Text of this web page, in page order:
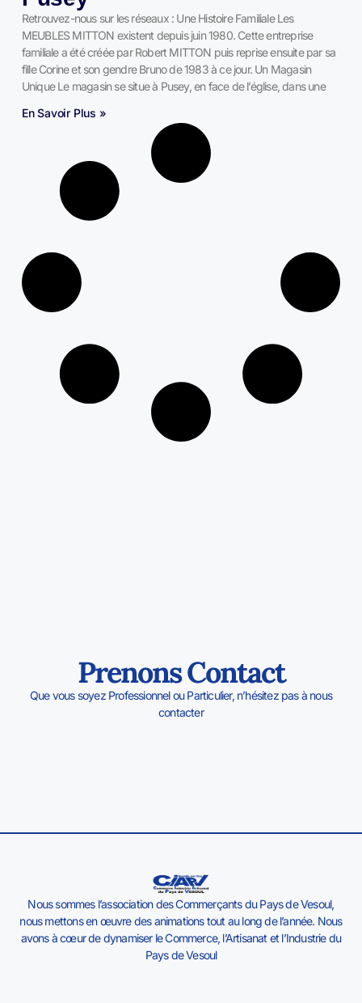
Retrouvez-nous sur les réseaux : Une Histoire Familiale Les
MEUBLES MITTON existent depuis juin 1980. Cette entreprise
familiale a été créée par Robert MITTON puis reprise ensuite par sa
fille Corine et son gendre Bruno de 1983 à ce jour. Un Magasin
Unique Le magasin se situe à Pusey, en face de l’église, dans une
En Savoir Plus »
Prenons Contact
Que vous soyez Professionnel ou Particulier, n’hésitez pas à nous
contacter
Nous sommes l’association des Commerçants du Pays de Vesoul,
nous mettons en œuvre des animations tout au long de l’année. Nous
avons à cœur de dynamiser le Commerce, l’Artisanat et l’Industrie du
Pays de Vesoul